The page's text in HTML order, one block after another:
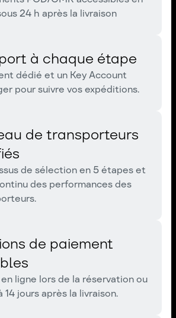
24 h après la livraison
à chaque étape
dédié et un Key Account
pour suivre vos expéditions.
de transporteurs
de sélection en 5 étapes et
des performances des
de paiement
en ligne lors de la réservation ou
14 jours après la livraison.